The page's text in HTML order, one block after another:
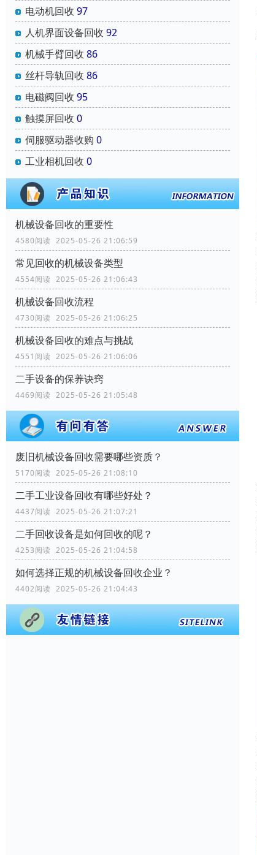
电动机回收 97
人机界面设备回收 92
机械手臂回收 86
丝杆导轨回收 86
电磁阀回收 95
触摸屏回收 0
伺服驱动器收购 0
工业相机回收 0
机械设备回收的重要性
4580阅读 2025-05-26 21:06:59
常见回收的机械设备类型
4554阅读 2025-05-26 21:06:43
机械设备回收流程
4730阅读 2025-05-26 21:06:25
机械设备回收的难点与挑战
4551阅读 2025-05-26 21:06:06
二手设备的保养诀窍
4469阅读 2025-05-26 21:05:48
废旧机械设备回收需要哪些资质？
5170阅读 2025-05-26 21:08:10
二手工业设备回收有哪些好处？
4437阅读 2025-05-26 21:07:21
二手回收设备是如何回收的呢？
4253阅读 2025-05-26 21:04:58
如何选择正规的机械设备回收企业？
4402阅读 2025-05-26 21:04:43